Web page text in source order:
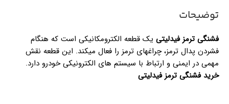
توضیحات
فشنگی ترمز فیدلیتی یک قطعه الکترومکانیکی است که هنگام
فشردن پدال ترمز، چراغهای ترمز را فعال میکند. این قطعه نقش
مهمی در ایمنی و ارتباط با سیستم های الکترونیکی خودرو دارد.
خرید فشنگی ترمز فیدلیتی